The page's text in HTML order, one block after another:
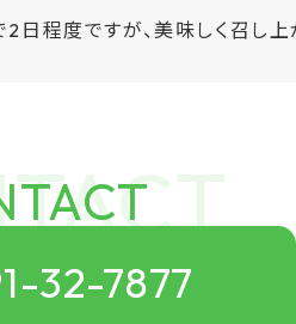
程度ですが、美味しく召し上
32-7877